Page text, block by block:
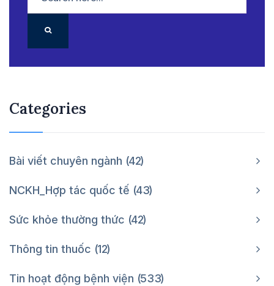
Categories
Bài viết chuyên ngành 42
NCKH_Hợp tác quốc tế 43
Sức khỏe thường thức 42
Thông tin thuốc 12
Tin hoạt động bệnh viện 533